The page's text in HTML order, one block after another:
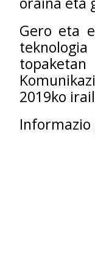
Gero eta
2019ko
Informazio